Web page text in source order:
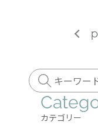
カテゴリー